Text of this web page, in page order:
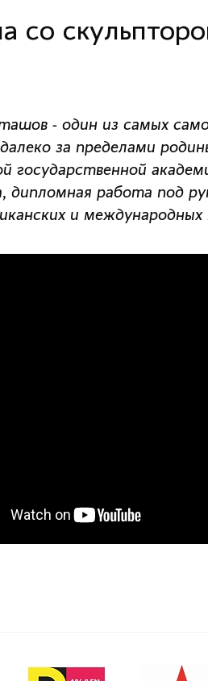
со
- один из самых
за пределами
государственной
дипломная работа под
и